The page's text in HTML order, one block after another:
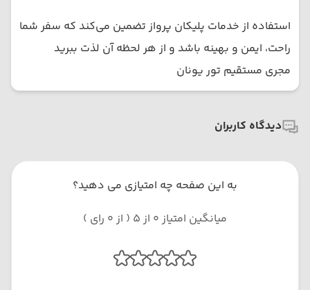
استفاده از خدمات پلیکان پرواز تضمین می‌کند که سفر شما
راحت، ایمن و بهینه باشد و از هر لحظه آن لذت ببرید
مجری مستقیم تور یونان
دیدگاه کاربران
به این صفحه چه امتیازی می دهید؟
میانگین امتیاز 0 از 5 ( از 0 رای )